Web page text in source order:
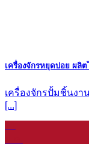
เครื่องจักรหยุดบ่อย ผลิ
เครื่องจักรปั้มชิ้นงา
[...]